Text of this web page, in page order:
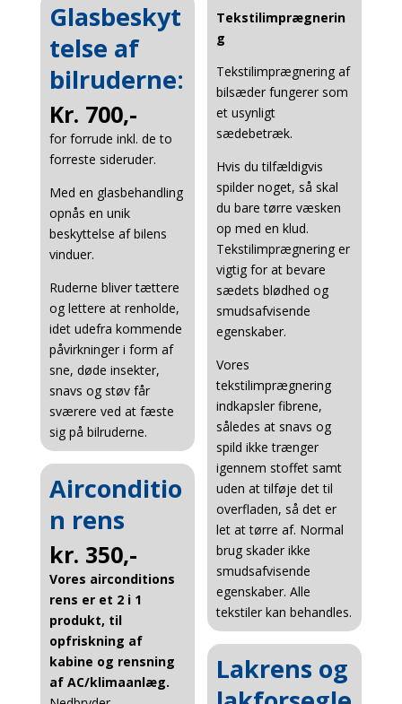
Glasbeskyt
telse af
bilruderne:
Kr. 700,-
for forrude inkl. de to
forreste sideruder.
Med en glasbehandling
opnås en unik
beskyttelse af bilens
vinduer.
Ruderne bliver tættere
og lettere at renholde,
idet udefra kommende
påvirkninger i form af
sne, døde insekter,
snavs og støv får
sværere ved at fæste
sig på bilruderne.
Airconditio
n rens
kr. 350,-
Vores airconditions
rens er et 2 i 1
produkt, til
opfriskning af
kabine og rensning
af AC/klimaanlæg.
Tekstilimprægnerin
g
Tekstilimprægnering af
bilsæder fungerer som
et usynligt
sædebetræk.
Hvis du tilfældigvis
spilder noget, så skal
du bare tørre væsken
op med en klud.
Tekstilimprægnering er
vigtig for at bevare
sædets blødhed og
smudsafvisende
egenskaber.
Vores
tekstilimprægnering
indkapsler fibrene,
således at snavs og
spild ikke trænger
igennem stoffet samt
uden at tilføje det til
overfladen, så det er
let at tørre af. Normal
brug skader ikke
smudsafvisende
egenskaber. Alle
tekstiler kan behandles.
Lakrens og